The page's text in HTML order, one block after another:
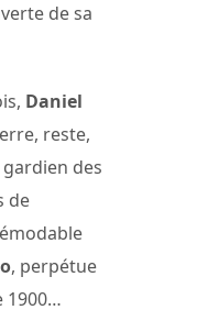
de sa
Daniel
reste,
des
de
, perpétue
1900…